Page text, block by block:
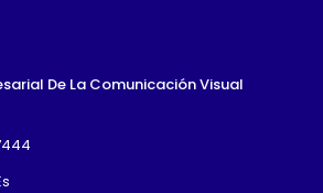
F
De La Comunicación Visual